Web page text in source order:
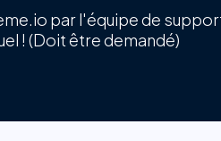
par l'équipe de
! (Doit être demandé)